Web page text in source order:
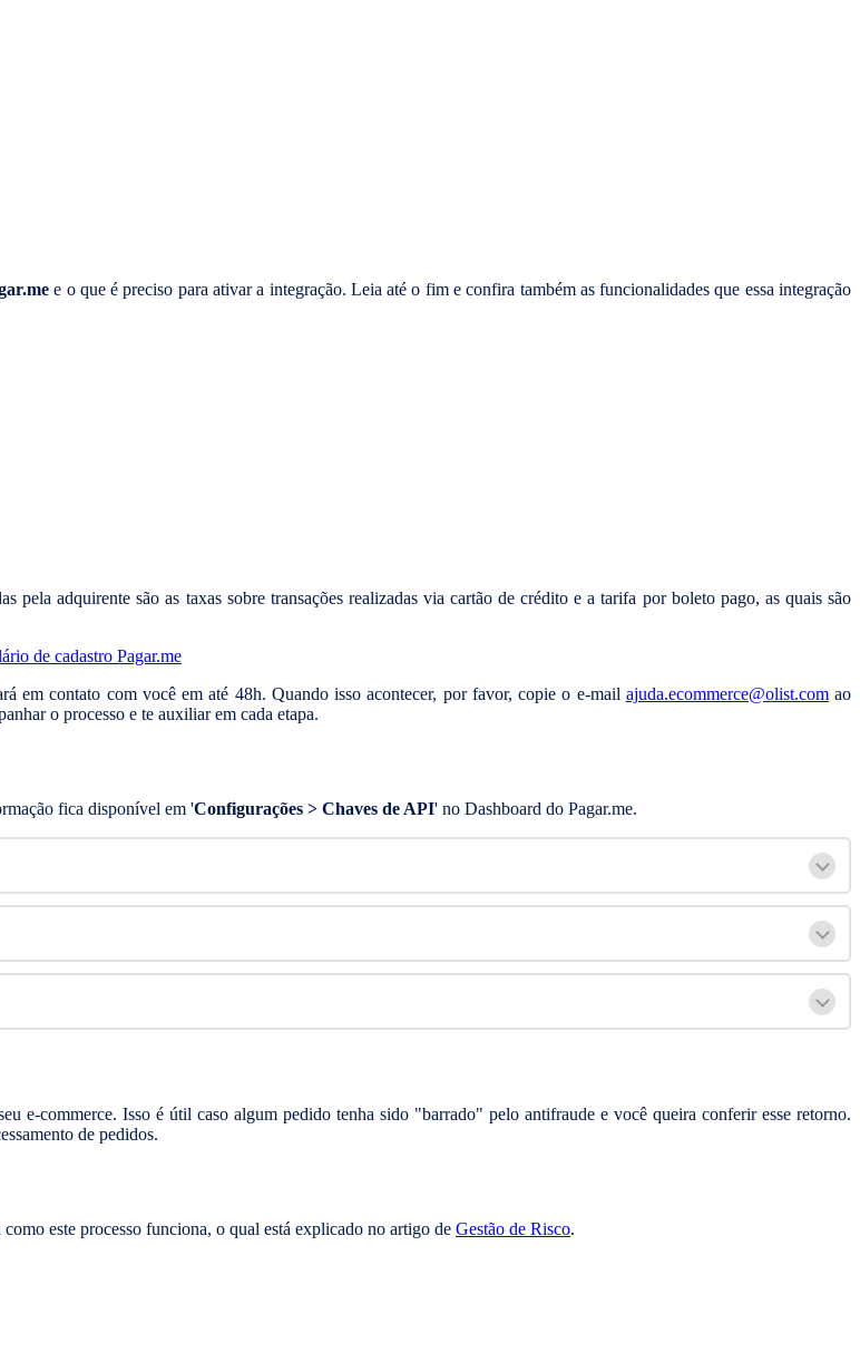
e o que é preciso para ativar a integração. Leia até o fim e confira também as funcionalidades que essa integração
pela adquirente são as taxas sobre transações realizadas via cartão de crédito e a tarifa por boleto pago, as quais são
de cadastro Pagar.me
em contato com você em até 48h. Quando isso acontecer, por favor, copie o e-mail ajuda.ecommerce@olist.comao
o processo e te auxiliar em cada etapa.
fica disponível em 'Configurações > Chaves de API' no Dashboard do Pagar.me.
e-commerce. Isso é útil caso algum pedido tenha sido "barrado" pelo antifraude e você queira conferir esse retorno.
de pedidos.
este processo funciona, o qual está explicado no artigo de Gestão de Risco.